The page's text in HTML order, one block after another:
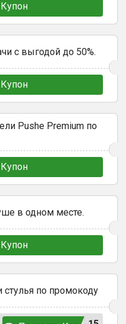
с выгодой до 50%.
Pushe Premium по
в одном месте.
стулья по промокоду